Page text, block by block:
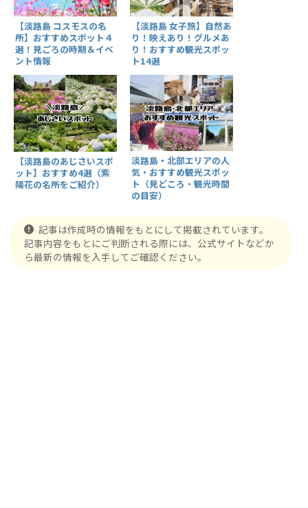
【淡路島 コスモスの名
所】おすすめスポット４
選！見ごろの時期＆イベ
ント情報
【淡路島 女子旅】自然あ
り！映えあり！グルメあ
り！おすすめ観光スポッ
ト14選
【淡路島のあじさいスポ
ット】おすすめ4選（紫
陽花の名所をご紹介）
淡路島・北部エリアの人
気・おすすめ観光スポッ
ト（見どころ・観光時間
の目安）
記事は作成時の情報をもとにして掲載されています。
記事内容をもとにご判断される際には、公式サイトなどか
ら最新の情報を入手してご確認ください。